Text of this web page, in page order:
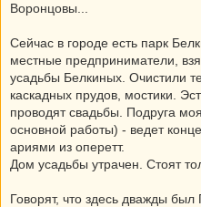
Воронцовы...
Сейчас в городе есть парк
местные предприниматели,
усадьбы Белкиных. Очистили
каскадных прудов, мостики.
проводят свадьбы. Подруга
основной работы) - ведет
ариями из оперетт.
Дом усадьбы утрачен. Стоят
Говорят, что здесь дважды был